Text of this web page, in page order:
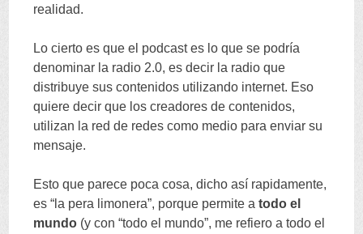
realidad.
Lo cierto es que el podcast es lo que se podría
denominar la radio 2.0,es decir la radio que
distribuye sus contenidos utilizando internet. Eso
quiere decir que los creadores de contenidos,
utilizan la red de redes como medio para enviar su
mensaje.
Esto que parece poca cosa,dicho así rapidamente,
es “ la pera limonera”, porque permite a todo el
mundo (y con “todo el mundo”, me refiero a todo el